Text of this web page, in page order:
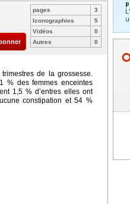
pages
3
Iconographies
5
Vidéos
0
Autres
0
de la grossesse.
% des femmes enceintes
1,5 % d’entres elles ont
constipation et 54 %